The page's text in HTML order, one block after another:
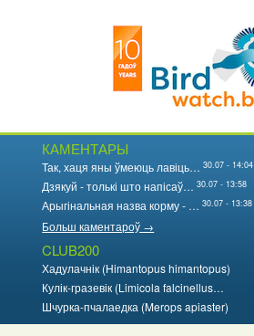
КАМЕНТАРЫ
Так, хаця яны ўмеюць лавіць… 30.07 - 14:04
Дзякуй - толькі што напісаў… 30.07 - 13:58
Арыгінальная назва корму - … 30.07 - 13:38
Больш каментароў →
CLUB200
Хадулачнік (Himantopus himantopus)
Кулік-гразевік (Limicola falcinellus…
Шчурка-пчалаедка (Merops apiaster)